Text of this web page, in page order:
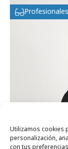
Utilizamos cookies
personalización,
con tus
Profesionales
miércoles, 4 de